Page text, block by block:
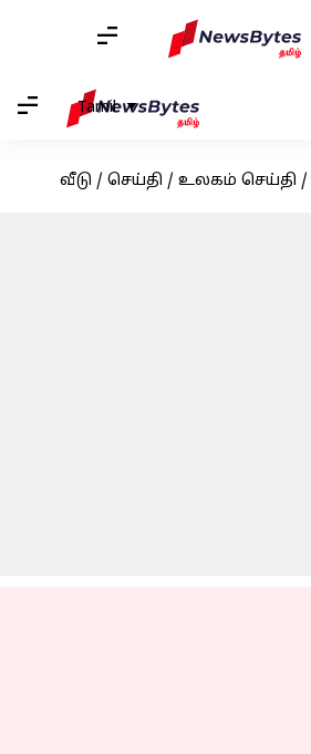
Tamil
வீடு / செய்தி / உலகம் செய்தி /